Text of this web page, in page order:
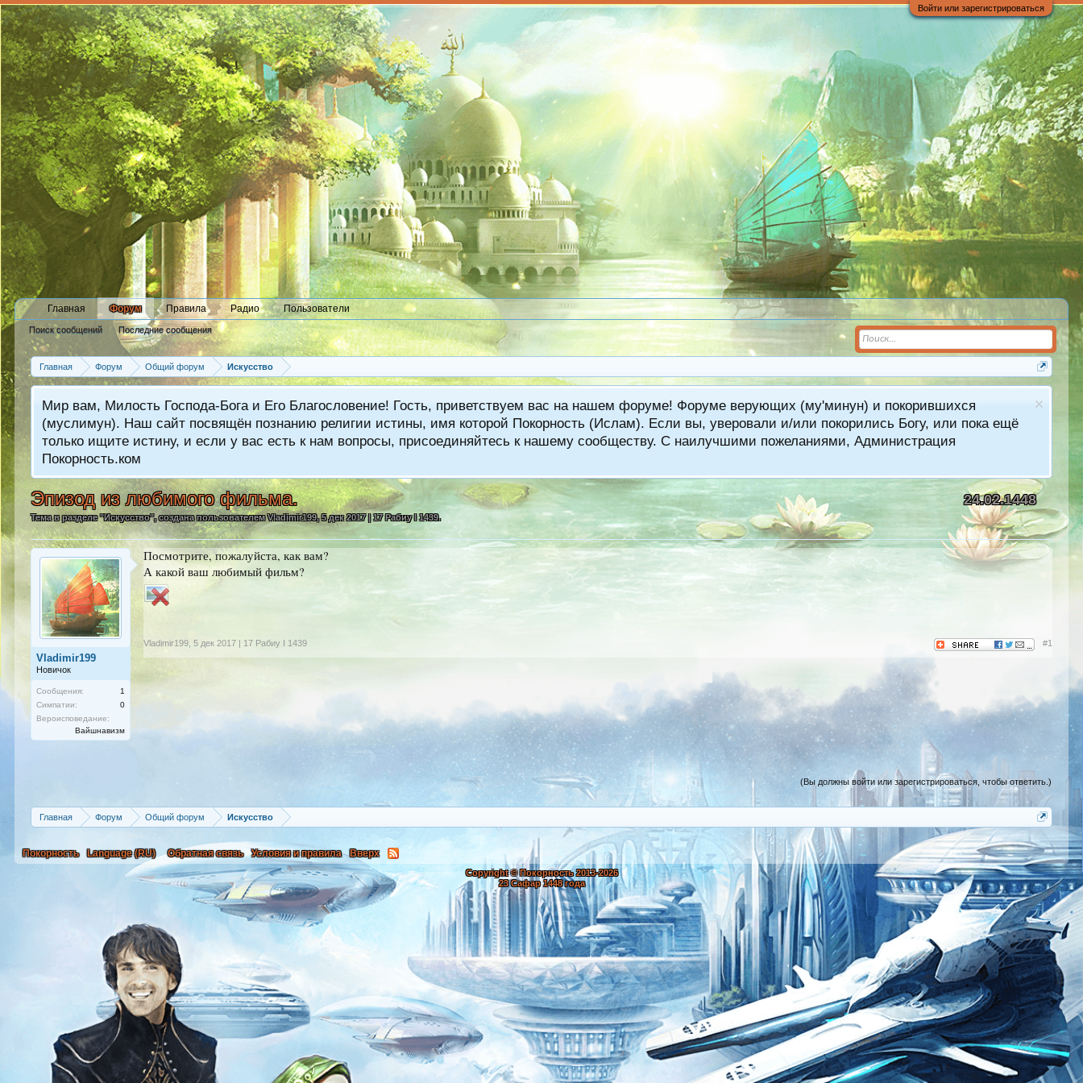
Войти или зарегистрироваться
Главная Форум
Поиск сообщений Последние сообщения
Правила Радио Пользователи
Главная Форум Общий форум Искусство
Мир вам, Милость Господа-Бога и Его Благословение! Гость, приветствуем вас на нашем форуме! Форуме верующих (му'минун) и покорившихся
(муслимун). Наш сайт посвящён познанию религии истины, имя которой Покорность (Ислам). Если вы, уверовали и/или покорились Богу, или пока ещё
только ищите истину, и если у вас есть к нам вопросы, присоединяйтесь к нашему сообществу. С наилучшими пожеланиями, Администрация
Покорность.ком
24.02.1448
Эпизод из любимого фильма.
Тема в разделе "Искусство", создана пользователемVladimir199,5 дек 2017 | 17 Рабиу I 1439.
Vladimir199
Новичок
Сообщения:
1
Симпатии:
0
Вероисповедание:
Вайшнавизм
Посмотрите, пожалуйста, как вам?
А какой ваш любимый фильм?
Vladimir199 5 дек 2017 | 17 Рабиу I 1439 #1
(Вы должны войти или зарегистрироваться, чтобы ответить.)
Главная Форум Общий форум Искусство
Покорность Language (RU) Обратная связь Условия и правила Вверх
Copyright © Покорность 2013-2026
23 Сафар 1448 года